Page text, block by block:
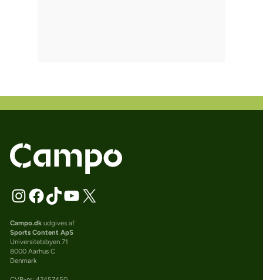
Campo.dkudgives af
Sports Content ApS
Universitetsbyen 71
8000 Aarhus C
Denmark